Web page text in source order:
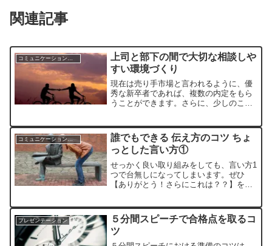
関連記事
コミュニケーションスキル
上司と部下の間で大切な相談しや
すい環境づくり
現在は売り手市場と言われるように、優
秀な新卒者であれば、複数の内定をもら
うことができます。さらに、少しのこと
と部下の間で相談しやすい環境を作るこ
とが重要です。
コミュニケーションスキル
誰でもできる 伝え方のコツ ちょ
っとした言い方①
せっかく良い取り組みをしても、言い方1
つで台無しになってしまいます。ぜひ
【ありがとう！さらにこれは？？】を意
ミュニケーションにおいてもきっと和や
かで楽しい時間に変わるはずです♩
プレゼンテーション
５分間スピーチで合格点を取るコ
ツ